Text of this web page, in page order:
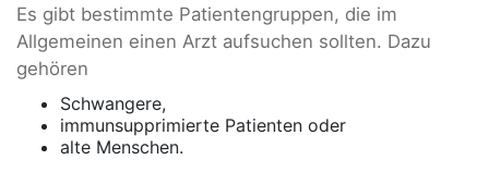
Es gibt bestimmte Patientengruppen, die im
Allgemeinen einen Arzt aufsuchen sollten. Dazu
gehören
Schwangere,
immunsupprimierte Patienten oder
alte Menschen.